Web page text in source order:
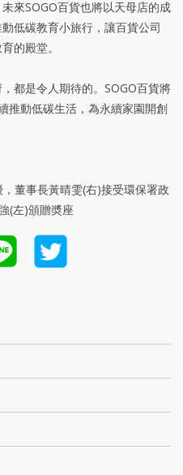
來SOGO百貨也將以天母店的成
低碳教育小旅行，讓百貨公司
的殿堂。
都是令人期待的。SOGO百貨將
推動低碳生活，為永續家園開創
董事長黃晴雯(右)接受環保署政
(左)頒贈奬座